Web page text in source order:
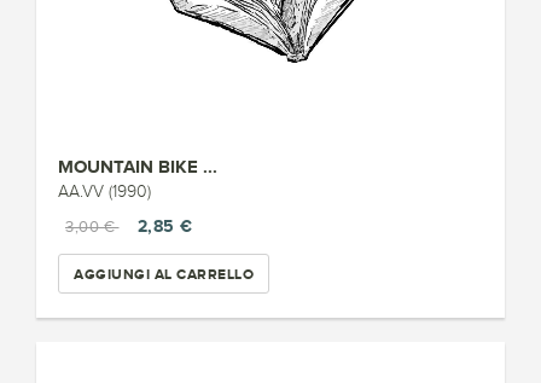
MOUNTAIN BIKE ...
AA.VV (1990)
3,00 €
2,85 €
AGGIUNGI AL CARRELLO